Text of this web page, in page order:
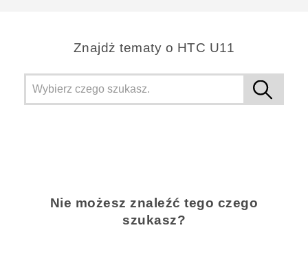
Znajdż tematy o HTC U11
Nie możesz znaleźć tego czego
szukasz?